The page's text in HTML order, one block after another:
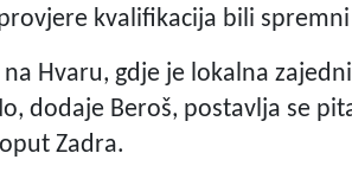
kvalifikacija bili
Hvaru, gdje je lokalna
dodaje Beroš, postavlja se
Zadra.